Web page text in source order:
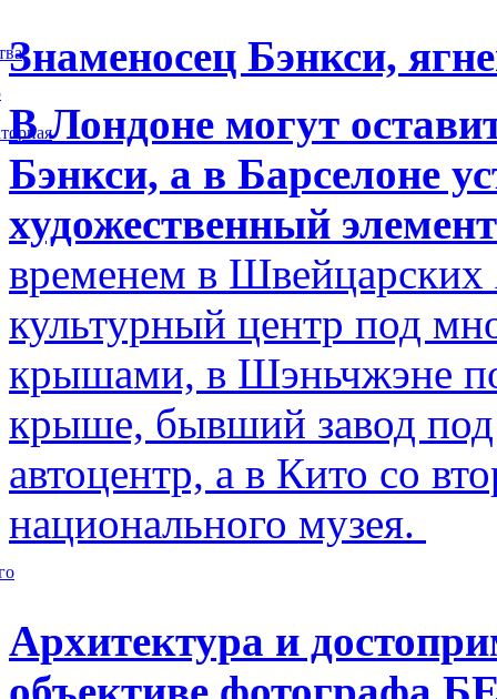
Знаменосец Бэнкси,
В Лондоне могут
Бэнкси, а в Барселоне
художественный
временем в Швейцарских
культурный центр под
крышами, в Шэньчжэне
крыше, бывший завод
автоцентр, а в Кито со
национального музея.
Архитектура и